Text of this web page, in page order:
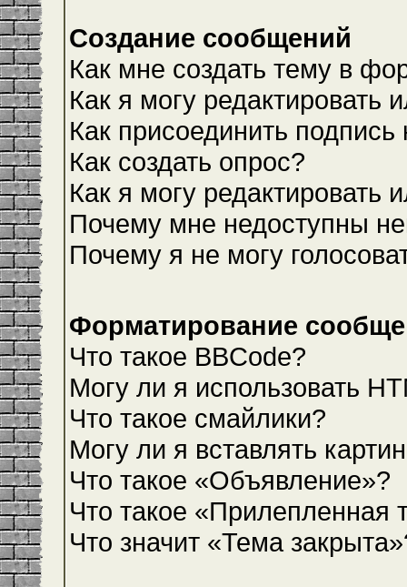
Создание сообщений
Как мне создать тему в
Как я могу редактировать
Как присоединить
Как создать опрос?
Как я могу редактировать
Почему мне недоступны
Почему я не могу
Форматирование
Что такое BBCode?
Могу ли я использовать
Что такое смайлики?
Могу ли я вставлять
Что такое «Объявление»?
Что такое «Прилепленная
Что значит «Тема